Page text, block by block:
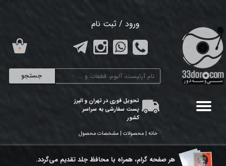
جستجو
ورود / ثبت نام
تغییر گذر واژه
سفارشات
تحویل فوری در تهران و البرز
پست سفارشی به سراسر
کشور
۰
خانه | محصولات | مشخصات محصول
هر ​صفحه گرام، همراه با محافظ جلد تقدیم می‌گردد.